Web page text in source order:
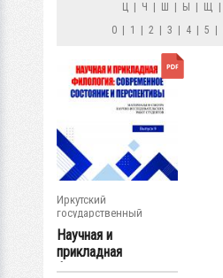
Ц
Ч Ш Ы Щ
0
1 2 3 4 5
Иркутский
государственный
университет
Научная и
прикладная
филология: